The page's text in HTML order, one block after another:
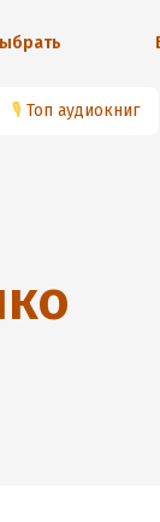
🎙 Топ аудиокниг